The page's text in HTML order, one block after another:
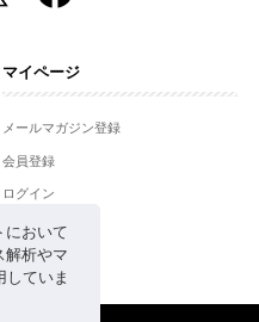
において
解析やマ
していま
マイページ
メールマガジン登録
会員登録
ログイン